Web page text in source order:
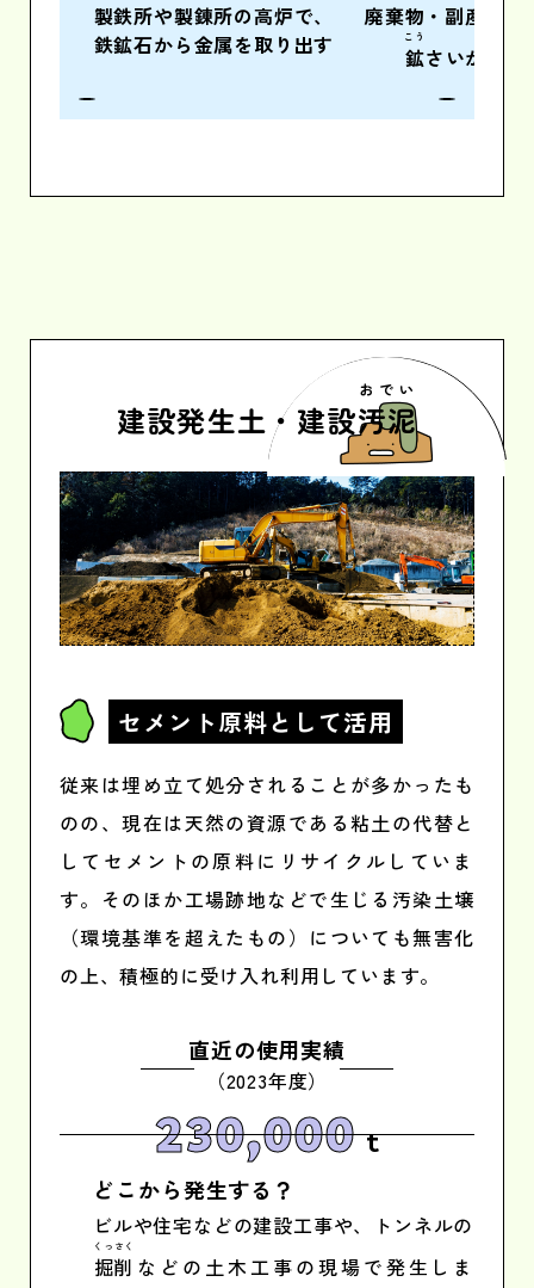
製鉄所や製錬所の高炉で、
鉄鉱石から金属を取り出す
廃棄物・副産物と
鉱
こう
さいが
建設発生土・建設汚泥
おでい
セメント原料として活用
従来は埋め立て処分されることが多かったも
のの、現在は天然の資源である粘土の代替と
してセメントの原料にリサイクルしていま
す。そのほか工場跡地などで生じる汚染土壌
（環境基準を超えたもの）についても無害化
の上、積極的に受け入れ利用しています。
直近の使用実績
（2023年度）
230,000 t
どこから発生する？
ビルや住宅などの建設工事や、トンネルの
掘削
くっさく
などの土木工事の現場で発生しま